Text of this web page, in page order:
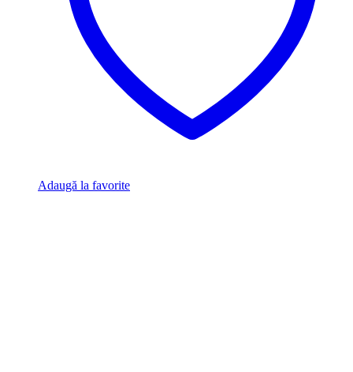
Adaugă la favorite